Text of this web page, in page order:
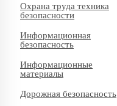
Охрана труда техника
безопасности
Информационная
безопасность
Информационные
материалы
Дорожная безопасность